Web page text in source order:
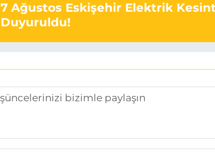
7 Ağustos Eskişehir Elektrik
Duyuruldu!